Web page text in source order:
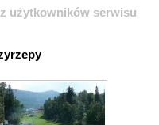
użytkowników serwisu